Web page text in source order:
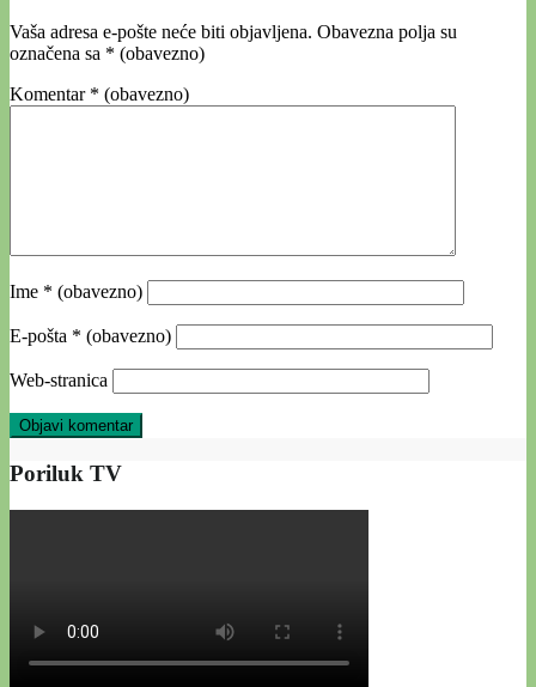
Vaša adresa e-pošte neće biti objavljena. Obavezna polja su
označena sa * (obavezno)
Komentar * (obavezno)
Ime * (obavezno)
E-pošta * (obavezno)
Web-stranica
Poriluk TV